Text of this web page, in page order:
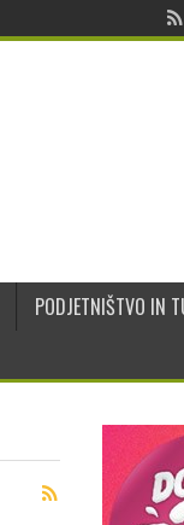
PODJETNIŠTVO IN